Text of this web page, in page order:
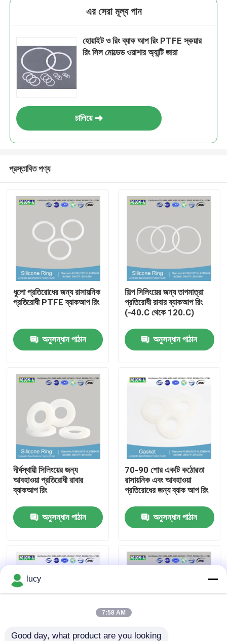
বাড়ি
পণ্য
ভিডিও
আমাদের সম্পর্কে
কারখানা ভ্রমণ
মান নিয়ন্ত্রণ
রাবার বা রিং
এর সেরা মূল্য পান
হোয়াইট ও রিং ব্যাক আপ রিং PTFE স্কয়ার
রিং সিল মোল্ডেড ওয়াশার অ্যান্টি জারা
চালিয়ে
প্রস্তাবিত পণ্য
ধুলো প্রতিরোধের জন্য রাসায়নিক
প্রতিরোধী PTFE ব্যাকআপ রিং
অনুসন্ধান পাঠান
শিল্প সিলিংয়ের জন্য তাপমাত্রা
প্রতিরোধী রাবার ব্যাকআপ রিং
(-40.C থেকে 120.C)
অনুসন্ধান পাঠান
দীর্ঘস্থায়ী সিলিংয়ের জন্য
আবহাওয়া প্রতিরোধী রাবার
ব্যাকআপ রিং
অনুসন্ধান পাঠান
70-90 শোর একটি কঠোরতা
রাসায়নিক এবং আবহাওয়া
প্রতিরোধের জন্য ব্যাক আপ রিং
অনুসন্ধান পাঠান
lucy
7:58 AM
Good day, what product are you looking